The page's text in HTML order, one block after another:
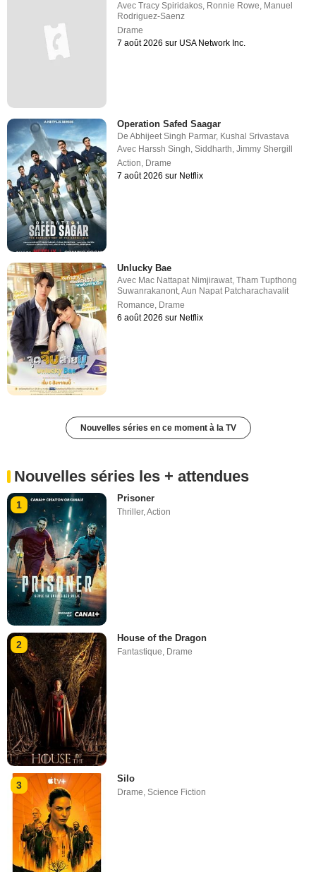
AvecTracy Spiridakos, Ronnie Rowe, Manuel
Rodriguez-Saenz
Drame
7 août 2026 sur USA Network Inc.
Operation Safed Saagar
DeAbhijeet Singh Parmar, Kushal Srivastava
Avec Harssh Singh,Siddharth,Jimmy Shergill
Action, Drame
7 août 2026 sur Netflix
Unlucky Bae
Avec Mac Nattapat Nimjirawat ,Tham Tupthong
Suwanrakanont ,Aun Napat Patcharachavalit
Romance Drame
6 août 2026 sur Netflix
Nouvelles séries en ce moment à la TV
Nouvelles séries les + attendues
1
Prisoner
Thriller,Action
2
House of the Dragon
Fantastique, Drame
3
Silo
Drame ,Science Fiction